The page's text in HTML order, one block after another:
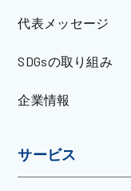
代表メッセージ
SDGsの取り組み
企業情報
サービス